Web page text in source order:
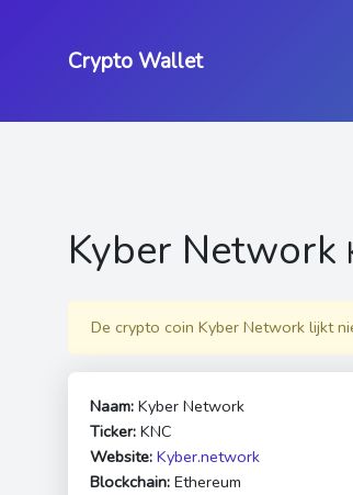
Crypto Wallet
Kyber Network
De crypto coin Kyber Network lijkt
Naam: Kyber Network
Ticker: KNC
Website: Kyber.network
Blockchain: Ethereum